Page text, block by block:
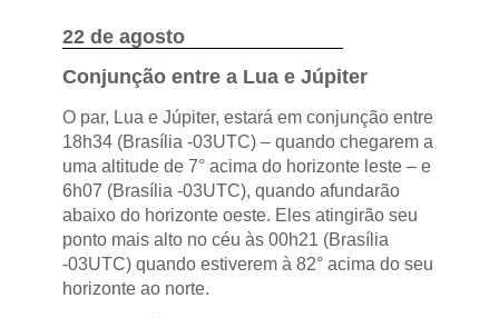
22 de agosto
Conjunção entre a Lua e Júpiter
O par, Lua e Júpiter, estará em conjunção entre
18h34 (Brasília -03UTC) – quando chegarem a
uma altitude de 7° acima do horizonte leste – e
6h07 (Brasília -03UTC), quando afundarão
abaixo do horizonte oeste. Eles atingirão seu
ponto mais alto no céu às 00h21 (Brasília
-03UTC) quando estiverem à 82° acima do seu
horizonte ao norte.